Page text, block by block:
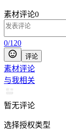
素材评论0
0/120
评论
素材评论
与我相关
暂无评论
选择授权类型